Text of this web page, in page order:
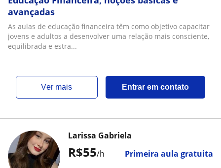
avançadas
As aulas de educação financeira têm como objetivo capacitar
jovens e adultos a desenvolver uma relação mais consciente,
equilibrada e estra...
ver mais Entrar em contato
R$55/h Primeira aula gratuita
Larissa Gabriela